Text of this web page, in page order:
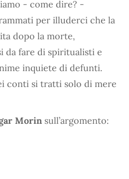
- come dire? -
per illuderci che la
dopo la morte,
da fare di spiritualisti e
inquiete di defunti.
conti si tratti solo di mere
Morin sull’argomento: